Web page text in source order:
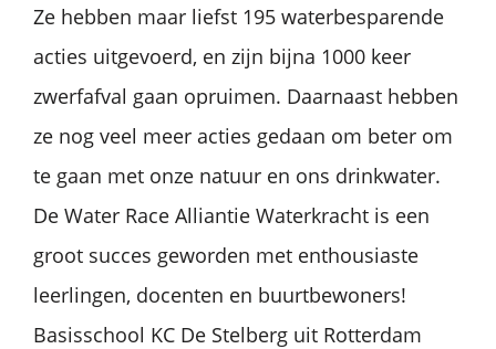
Ze hebben maar liefst 195 waterbesparende
acties uitgevoerd, en zijn bijna 1000 keer
zwerfafval gaan opruimen. Daarnaast hebben
ze nog veel meer acties gedaan om beter om
te gaan met onze natuur en ons drinkwater.
De Water Race Alliantie Waterkracht is een
groot succes geworden met enthousiaste
leerlingen, docenten en buurtbewoners!
Basisschool KC De Stelberg uit Rotterdam